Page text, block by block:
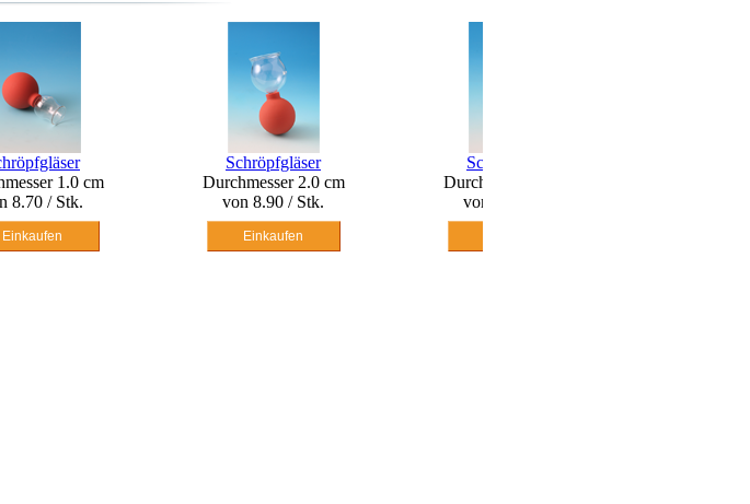
Durchmesser 2.0 cm
Durchmesser 3.0 cm